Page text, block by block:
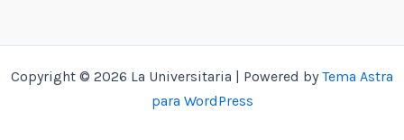
Copyright © 2026 La Universitaria | Powered byTema Astra
para WordPress